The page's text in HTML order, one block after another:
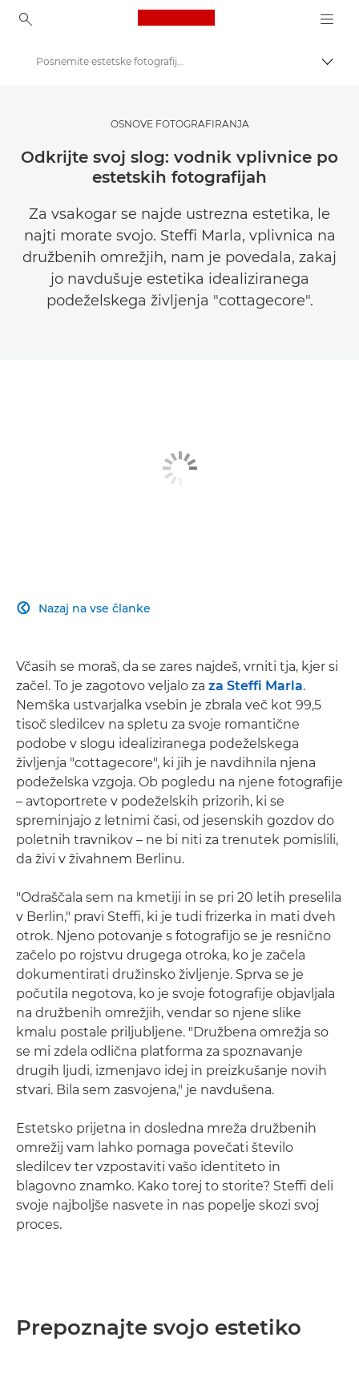
Canon Logo, back to
Poiščite navdih | Nasveti in nakupovalni vodniki za fotografiranje in tiskanje
Namigi in tehnike za fotografiranje in tiskanje
Posnemite estetske fotografije za družbena omrežja
OSNOVE FOTOGRAFIRANJA
Odkrijte svoj slog: vodnik vplivnice po
estetskih fotografijah
Za vsakogar se najde ustrezna estetika, le
najti morate svojo. Steffi Marla, vplivnica na
družbenih omrežjih, nam je povedala, zakaj
jo navdušuje estetika idealiziranega
podeželskega življenja "cottagecore".
Nazaj na vse članke

Včasih se moraš, da se zares najdeš, vrniti tja, kjer si
začel. To je zagotovo veljalo za za Steffi Marla.
Nemška ustvarjalka vsebin je zbrala več kot 99,5
tisoč sledilcev na spletu za svoje romantične
podobe v slogu idealiziranega podeželskega
življenja "cottagecore", ki jih je navdihnila njena
podeželska vzgoja. Ob pogledu na njene fotografije
– avtoportrete v podeželskih prizorih, ki se
spreminjajo z letnimi časi, od jesenskih gozdov do
poletnih travnikov – ne bi niti za trenutek pomislili,
da živi v živahnem Berlinu.
"Odraščala sem na kmetiji in se pri 20 letih preselila
v Berlin," pravi Steffi, ki je tudi frizerka in mati dveh
otrok. Njeno potovanje s fotografijo se je resnično
začelo po rojstvu drugega otroka, ko je začela
dokumentirati družinsko življenje. Sprva se je
počutila negotova, ko je svoje fotografije objavljala
na družbenih omrežjih, vendar so njene slike
kmalu postale priljubljene. "Družbena omrežja so
se mi zdela odlična platforma za spoznavanje
drugih ljudi, izmenjavo idej in preizkušanje novih
stvari. Bila sem zasvojena," je navdušena.
Estetsko prijetna in dosledna mreža družbenih
omrežij vam lahko pomaga povečati število
sledilcev ter vzpostaviti vašo identiteto in
blagovno znamko. Kako torej to storite? Steffi deli
svoje najboljše nasvete in nas popelje skozi svoj
proces.
Prepoznajte svojo estetiko